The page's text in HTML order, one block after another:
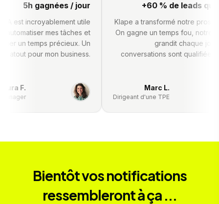
5h gagnées / jour
d'IA est incroyablement utile
automatiser mes tâches et
gagner un temps précieux. Un
atout pour mon business.
Laura F.
manager
+60 % de leads
Klape a transformé notre
On gagne un temps fou,
grandit chaque
conversations sont
Marc L.
Dirigeant d'une TPE
Bientôt vos notifications
ressembleront à ça ...